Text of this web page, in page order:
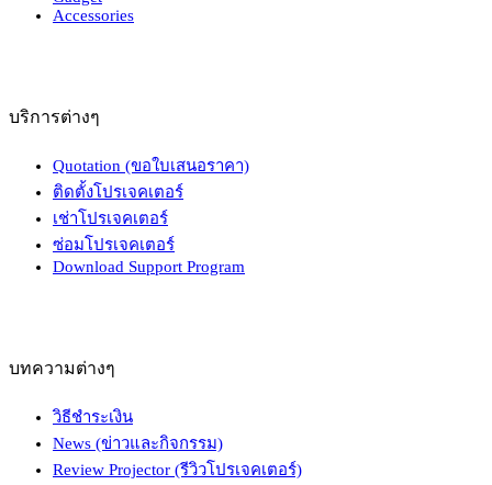
Accessories
บริการต่างๆ
Quotation (ขอใบเสนอราคา)
ติดตั้งโปรเจคเตอร์
เช่าโปรเจคเตอร์
ซ่อมโปรเจคเตอร์
Download Support Program
บทความต่างๆ
วิธีชำระเงิน
News (ข่าวและกิจกรรม)
Review Projector (รีวิวโปรเจคเตอร์)